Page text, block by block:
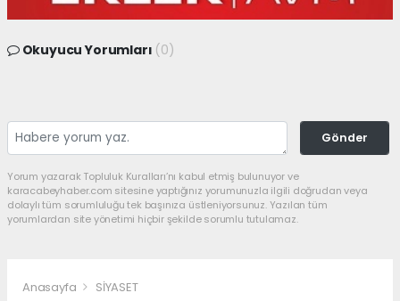
Okuyucu Yorumları (0)
Gönder
Yorum yazarak Topluluk Kuralları’nı kabul etmiş bulunuyor ve
karacabeyhaber.com sitesine yaptığınız yorumunuzla ilgili doğrudan veya
dolaylı tüm sorumluluğu tek başınıza üstleniyorsunuz. Yazılan tüm
yorumlardan site yönetimi hiçbir şekilde sorumlu tutulamaz.
Anasayfa SİYASET